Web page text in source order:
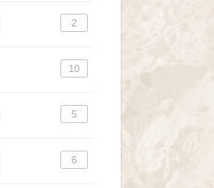
2
10
5
6